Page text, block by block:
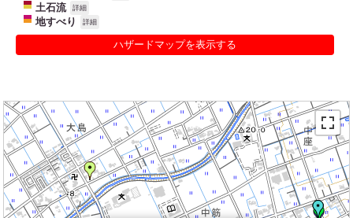
土石流 詳細
地すべり 詳細
ハザードマップを表示する